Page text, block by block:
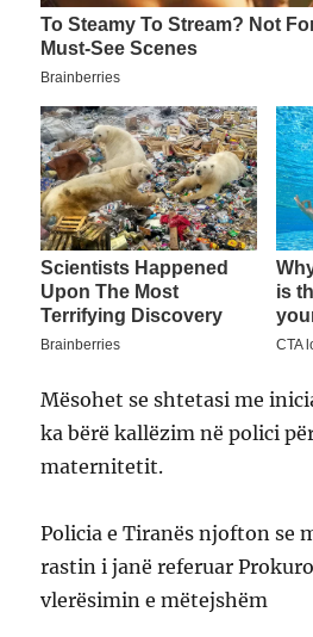
Mësohet se shtetasi me
ka bërë kallëzim në polici
maternitetit.
Policia e Tiranës njofton se
rastin i janë referuar
vlerësimin e mëtejshëm